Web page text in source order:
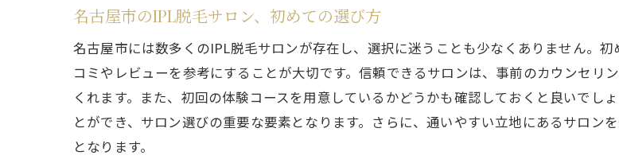
名古屋市のIPL脱毛サロン、初めての選び方
名古屋市には数多くのIPL脱毛サロンが存在し、選択に迷うことも少なくありません。
コミやレビューを参考にすることが大切です。信頼できるサロンは、事前のカウンセリ
くれます。また、初回の体験コースを用意しているかどうかも確認しておくと良いでし
とができ、サロン選びの重要な要素となります。さらに、通いやすい立地にあるサロン
となります。